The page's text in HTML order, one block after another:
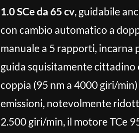
1.0 SCe da 65 cv, guidabile
con cambio automatico a
manuale a 5 rapporti, incarna
guida squisitamente cittadino
coppia (95 nm a 4000 giri/
emissioni, notevolmente
2.500 giri/min, il motore TCe